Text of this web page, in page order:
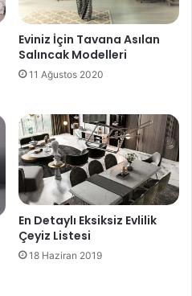
Eviniz İçin Tavana Asılan
Salıncak Modelleri
11 Ağustos 2020
En Detaylı Eksiksiz Evlilik
Çeyiz Listesi
18 Haziran 2019